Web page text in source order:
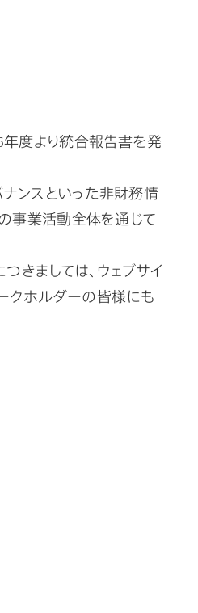
度より統合報告書を発
ンスといった非財務情
事業活動全体を通じて
きましては、ウェブサイ
クホルダーの皆様にも